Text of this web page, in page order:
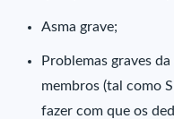
Asma grave;
Problemas graves
membros (tal como
fazer com que os